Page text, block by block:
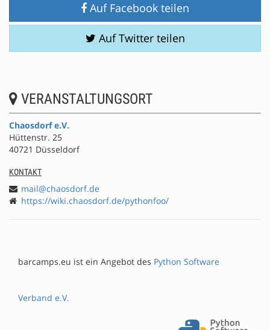
Auf Facebook teilen
Auf Twitter teilen
VERANSTALTUNGSORT
Chaosdorf e.V.
Hüttenstr. 25
40721 Düsseldorf
KONTAKT
mail@chaosdorf.de
https://wiki.chaosdorf.de/pythonfoo/
barcamps.eu ist ein Angebot des Python Software
Verband e.V.